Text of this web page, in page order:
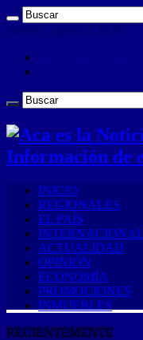
viernes , agosto 7 2026
Información de
INICIO
REGIONALES
EL PAÍS
ACTUALIDAD
OPINIÓN
ECONOMÍA
PROMOCIONES
INMUEBLES
RECIENTEMENTE